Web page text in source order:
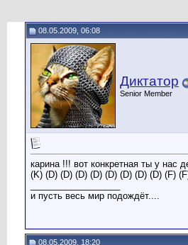
08.05.2009, 06:08
Диктатор
Senior Member
карина !!! вот конкретная ты у нас
(K) (D) (D) (D) (D) (D) (D) (D) (D) (F)
и пусть весь мир подождёт....
08.05.2009, 18:20